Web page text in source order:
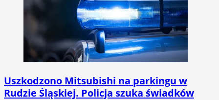
Uszkodzono Mitsubishi na parkingu w
Rudzie Śląskiej. Policja szuka świadków